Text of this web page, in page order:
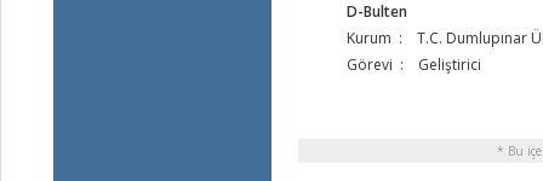
D-Bulten
Kurum : T.C. Dumlupınar
Görevi : Geliştirici
* Bu